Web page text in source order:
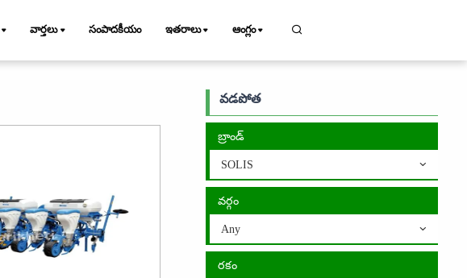
వార్తలు సంపాదకీయం ఇతరాలు ఆంగ్లం
వడపోత
బ్రాండ్
SOLIS
వర్గం
Any
రకం